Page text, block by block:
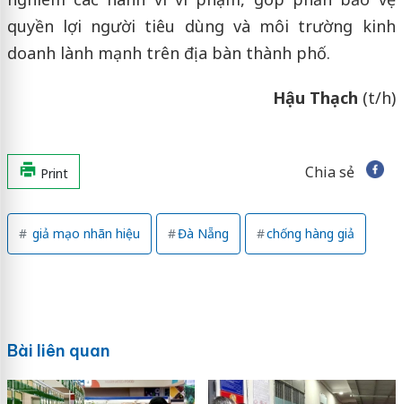
quyền lợi người tiêu dùng và môi trường kinh
doanh lành mạnh trên địa bàn thành phố.
Hậu Thạch (t/h)
Print Chia sẻ
giả mạo nhãn hiệu Đà Nẵng chống hàng giả
Bài liên quan